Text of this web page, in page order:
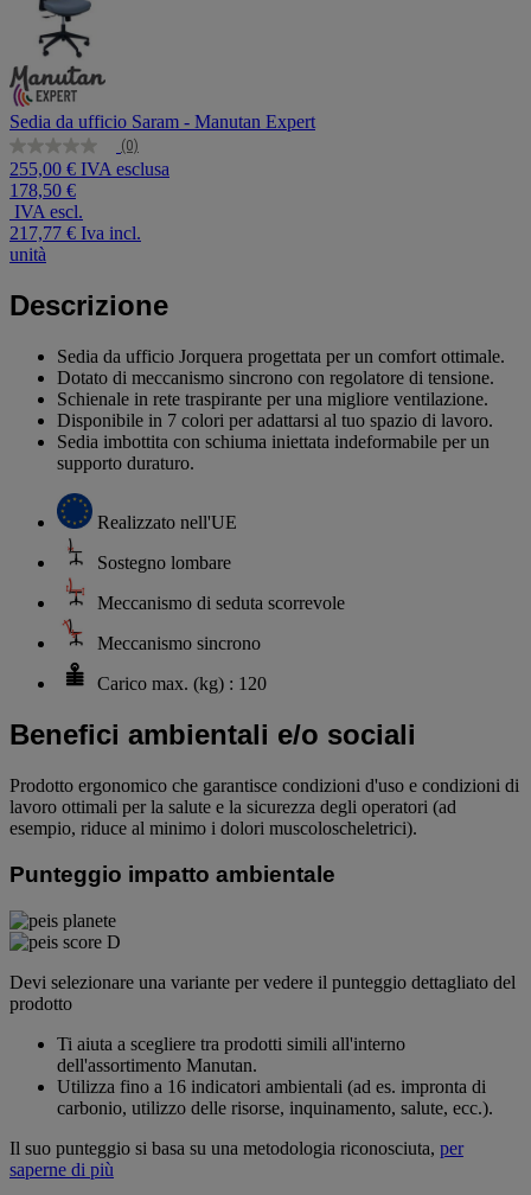
Sedia da ufficio Saram - Manutan Expert
Nessuna
valutazione
Stesso
link
alla
pagina.
(0)
255,00 € IVA esclusa
178,50 €
IVA escl.
217,77 € Iva incl.
unità
Descrizione
Sedia da ufficio Jorquera progettata per un comfort ottimale.
Dotato di meccanismo sincrono con regolatore di tensione.
Schienale in rete traspirante per una migliore ventilazione.
Disponibile in 7 colori per adattarsi al tuo spazio di lavoro.
Sedia imbottita con schiuma iniettata indeformabile per un
supporto duraturo.
Realizzato nell'UE
Sostegno lombare
Meccanismo di seduta scorrevole
Meccanismo sincrono
Carico max. (kg) : 120
Benefici ambientali e/o sociali
Prodotto ergonomico che garantisce condizioni d'uso e condizioni di
lavoro ottimali per la salute e la sicurezza degli operatori (ad
esempio, riduce al minimo i dolori muscoloscheletrici).
Punteggio impatto ambientale
Devi selezionare una variante per vedere il punteggio dettagliato del
prodotto
Ti aiuta a scegliere tra prodotti simili all'interno
dell'assortimento Manutan.
Utilizza fino a 16 indicatori ambientali (ad es. impronta di
carbonio, utilizzo delle risorse, inquinamento, salute, ecc.).
Il suo punteggio si basa su una metodologia riconosciuta, per
saperne di più